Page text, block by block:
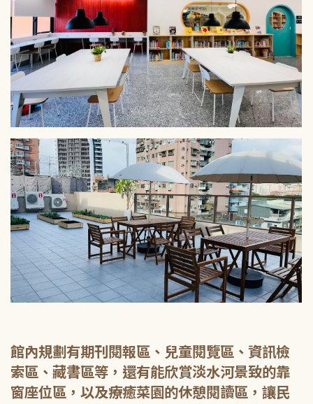
館內規劃有期刊閱報區、兒童閱覽區、資訊檢
索區、藏書區等，還有能欣賞淡水河景致的靠
窗座位區，以及療癒菜園的休憩閱讀區，讓民